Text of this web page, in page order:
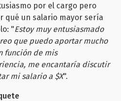
por el cargo pero
qué un salario mayor sería
"Estoy muy entusiasmado
que puedo aportar mucho
función de mis
me encantaría discutir
mi salario a $X".